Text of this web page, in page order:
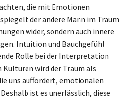
die mit Emotionen
der andere Mann im Traum
wider, sondern auch innere
Intuition und Bauchgefühl
Rolle bei der Interpretation
Kulturen wird der Traum als
uns auffordert, emotionalen
ist es unerlässlich, diese